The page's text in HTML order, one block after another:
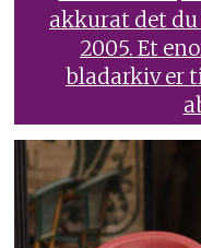
akkurat det
2005. Et
bladarkiv er